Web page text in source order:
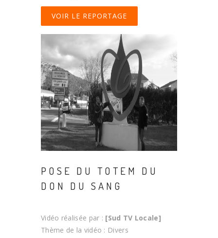
VOIR LE REPORTAGE
POSE DU TOTEM DU
DON DU SANG
Vidéo réalisée par : [Sud TV Locale]
Thème de la vidéo : Divers